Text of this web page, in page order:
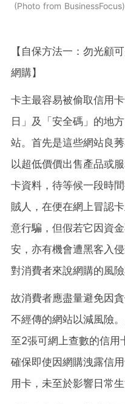
Photo from BusinessFocus
【自保方法一：勿光顧
網購】
卡主最容易被偷取信用
日」及「安全碼」的地
站。首先是這些網站良
以超低價價出售產品或
卡資料，待等候一段時
賊人，在便在網上冒認
意行騙，但假若它因資
安，亦有機會遭黑客入
對消費者來說網購的風險
故消費者應盡量避免因
不經傳的網站以減風險
至2張可網上查數的信用
確保即使因網購洩露信
用卡，未至於影響日常生